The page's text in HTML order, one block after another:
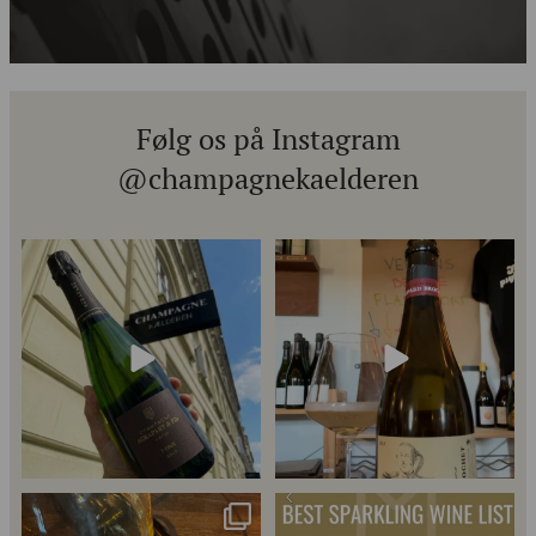
Følg os på Instagram
@champagnekaelderen
Kun 8 billetter tilbage til vores
fredagssmagning...
57 2
Mød Gaspard Brochet 333.F Brut
Nature: den du skal
Christian Bourmalt, Les Fetes 2018 🍾
Fredagssmagningerne lever – og de